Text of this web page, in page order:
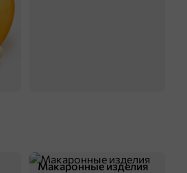
Макаронные изделия